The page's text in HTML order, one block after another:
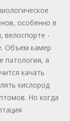
особенно в
велоспорте -
Объем камер
патология, а
качать
кислород
Но когда